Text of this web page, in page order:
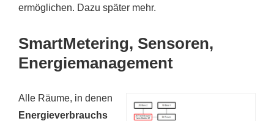
ermöglichen. Dazu später mehr.
SmartMetering, Sensoren,
Energiemanagement
Alle Räume, in denen
Energieverbrauchs